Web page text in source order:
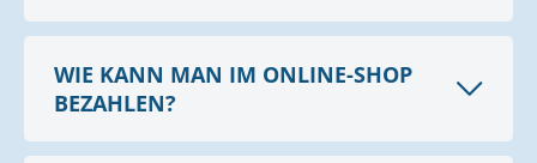
WIE KANN MAN IM ONLINE-SHOP
BEZAHLEN?